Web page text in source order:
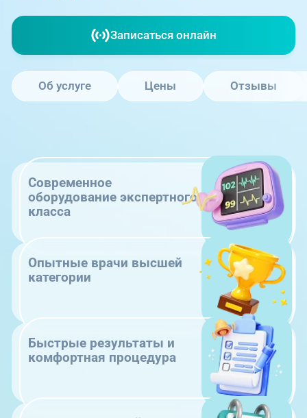
+7 (351) 220-00-03
Записаться онлайн
Об услуге Цены Отзывы
Современное
оборудование экспертного
класса
Опытные врачи высшей
категории
Быстрые результаты и
комфортная процедура